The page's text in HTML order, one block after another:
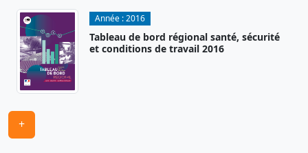
Année :2016
Tableau de bord régional santé, sécurité
et conditions de travail 2016
+